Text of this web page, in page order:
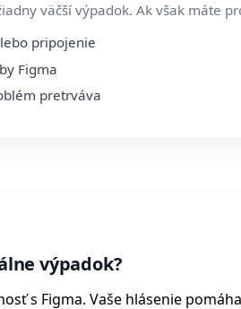
väčší výpadok. Ak však máte
pripojenie
Figma
pretrváva
výpadok?
s Figma. Vaše hlásenie